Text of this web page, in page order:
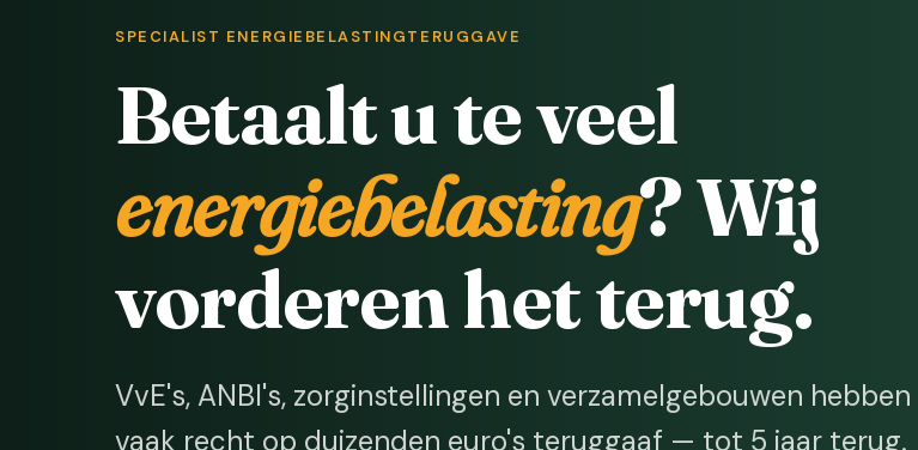
SPECIALIST ENERGIEBELASTINGTERUGGAVE
Betaalt u te veel
energiebelasting? Wij
vorderen het terug.
VvE's, ANBI's, zorginstellingen en verzamelgebouwen hebben
vaak recht op duizenden euro's teruggaaf — tot 5 jaar terug.